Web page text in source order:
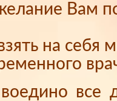
Вам
на себя
воедино